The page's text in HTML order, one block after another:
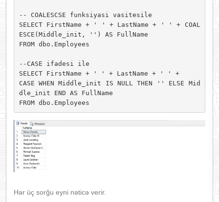
-- COALESCSE funksiyasi vasitesile
SELECT FirstName + ' ' + LastName + ' ' + COAL
ESCE(Middle_init, '') AS FullName
FROM dbo.Employees
--CASE ifadesi ile
SELECT FirstName + ' ' + LastName + ' ' +
CASE WHEN Middle_init IS NULL THEN '' ELSE Mid
dle_init END AS FullName
FROM dbo.Employees
Hər üç sorğu eyni nəticə verir.